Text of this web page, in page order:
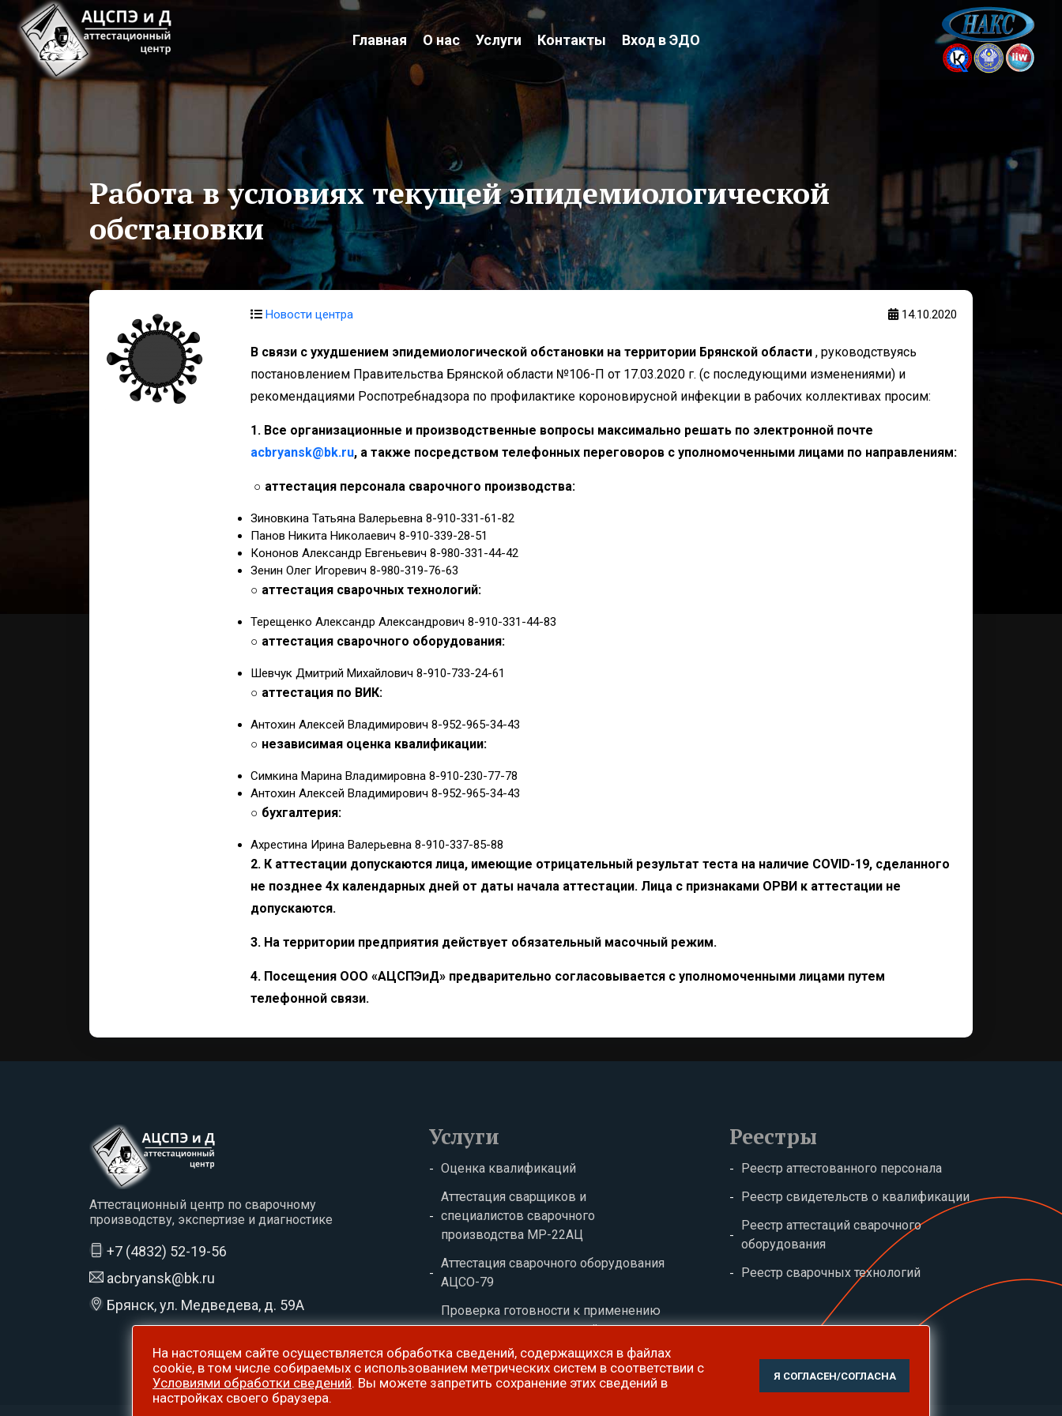
Главная О нас Услуги Контакты Вход в ЭДО
Работа в условиях текущей эпидемиологической
обстановки
Новости центра 14.10.2020
В связи с ухудшением эпидемиологической обстановки на территории Брянской области, руководствуясь
постановлением Правительства Брянской области №106-П от 17.03.2020 г. (с последующими изменениями) и
рекомендациями Роспотребнадзора по профилактике короновирусной инфекции в рабочих коллективах просим:
1. Все организационные и производственные вопросы максимально решать по электронной почте
acbryansk@bk.ru, а также посредством телефонных переговоров с уполномоченными лицами по направлениям:
○ аттестация персонала сварочного производства:
Зиновкина Татьяна Валерьевна 8-910-331-61-82
Панов Никита Николаевич 8-910-339-28-51
Кононов Александр Евгеньевич 8-980-331-44-42
Зенин Олег Игоревич 8-980-319-76-63
○ аттестация сварочных технологий:
Терещенко Александр Александрович 8-910-331-44-83
○ аттестация сварочного оборудования:
Шевчук Дмитрий Михайлович 8-910-733-24-61
○ аттестация по ВИК:
Антохин Алексей Владимирович 8-952-965-34-43
○ независимая оценка квалификации:
Симкина Марина Владимировна 8-910-230-77-78
Антохин Алексей Владимирович 8-952-965-34-43
○ бухгалтерия:
Ахрестина Ирина Валерьевна 8-910-337-85-88
2. К аттестации допускаются лица, имеющие отрицательный результат теста на наличие COVID-19, сделанного
не позднее 4х календарных дней от даты начала аттестации. Лица с признаками ОРВИ к аттестации не
допускаются.
3. На территории предприятия действует обязательный масочный режим.
4. Посещения ООО «АЦСПЭиД» предварительно согласовывается с уполномоченными лицами путем
телефонной связи.
Аттестационный центр по сварочному
производству, экспертизе и диагностике
+7 (4832) 52-19-56
acbryansk@bk.ru
Брянск, ул. Медведева, д. 59А
Услуги
Оценка квалификаций
Аттестация сварщиков и
специалистов сварочного
производства МР-22АЦ
Аттестация сварочного оборудования
АЦСО-79
Проверка готовности к применению
аттестованных технологий сварки
АЦСТ-86
Реестры
Реестр аттестованного персонала
Реестр свидетельств о квалификации
Реестр аттестаций сварочного
оборудования
Реестр сварочных технологий
На настоящем сайте осуществляется обработка сведений, содержащихся в файлах
сookie, в том числе собираемых с использованием метрических систем в соответствии с
Условиями обработки сведений. Вы можете запретить сохранение этих сведений в
настройках своего браузера.
Я СОГЛАСЕН/СОГЛАСНА